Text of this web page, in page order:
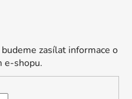
zasílat informace o
e-shopu.